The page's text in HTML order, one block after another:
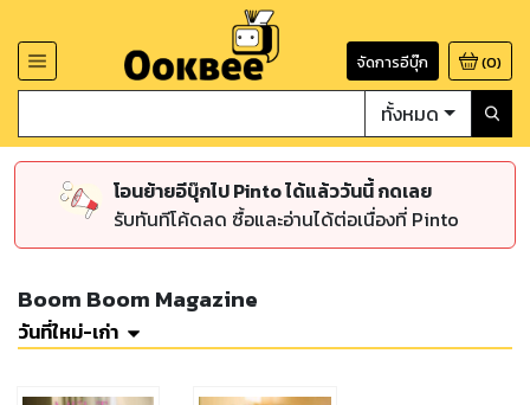
จัดการอีบุ๊ก (0)
ทั้งหมด
โอนย้ายอีบุ๊กไป Pinto ได้แล้ววันนี้ กดเลย
รับทันทีโค้ดลด ซื้อและอ่านได้ต่อเนื่องที่ Pinto
Boom Boom Magazine
วันที่ใหม่-เก่า